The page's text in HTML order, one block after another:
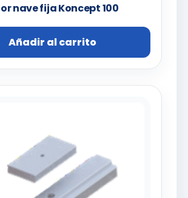
nave fija Koncept 100
Añadir al carrito